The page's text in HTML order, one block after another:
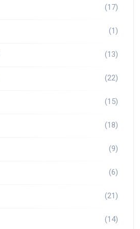
(17)
(1)
(13)
(22)
(15)
(18)
(9)
(6)
(21)
(14)